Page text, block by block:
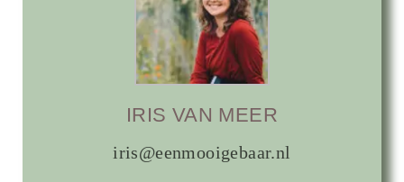
IRIS VAN MEER
iris@eenmooigebaar.nl